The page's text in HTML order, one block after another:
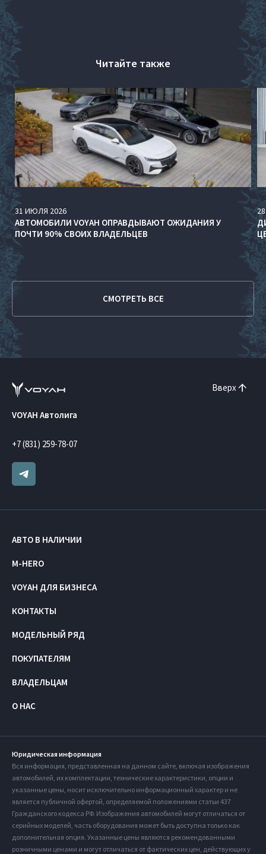
Читайте также
31 ИЮЛЯ 2026
АВТОМОБИЛИ VOYAH ОПРАВДЫВАЮТ ОЖИДАНИЯ У
ПОЧТИ 90% СВОИХ ВЛАДЕЛЬЦЕВ
28
СМОТРЕТЬ ВСЕ
Вверх
VOYAH Автолига
+7 (831) 259-78-07
АВТО В НАЛИЧИИ
M-HERO
VOYAH ДЛЯ БИЗНЕСА
КОНТАКТЫ
МОДЕЛЬНЫЙ РЯД
ПОКУПАТЕЛЯМ
ВЛАДЕЛЬЦАМ
О НАС
Юридическая информация
Вся информация, представленная на данном сайте, включая изображения
автомобилей, их комплектации, технические характеристики, опции и
указанные цены, носит исключительно информационный характер и не
является публичной офертой, определяемой положениями статьи 437
Гражданского кодекса РФ. Изображения автомобилей могут отличаться от
серийных моделей, часть оборудования может быть доступна только как
дополнительная опция. Указанные цены являются рекомендованными
розничными ценами и могут отличаться от фактических цен, действующих у